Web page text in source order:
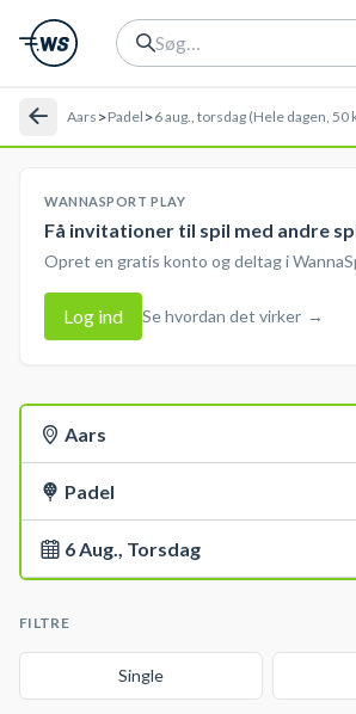
Aars >Padel >6 aug., torsdag (Hele dagen, 50
WANNASPORT PLAY
Få invitationer til spil med andre
Opret en gratis konto og deltag i
Log ind Se hvordan det virker →
Aars
Padel
6 Aug., Torsdag
FILTRE
Single